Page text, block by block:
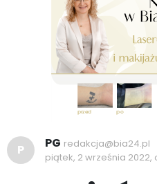
P PG redakcja@bia24.pl
piątek, 2 września 2022,